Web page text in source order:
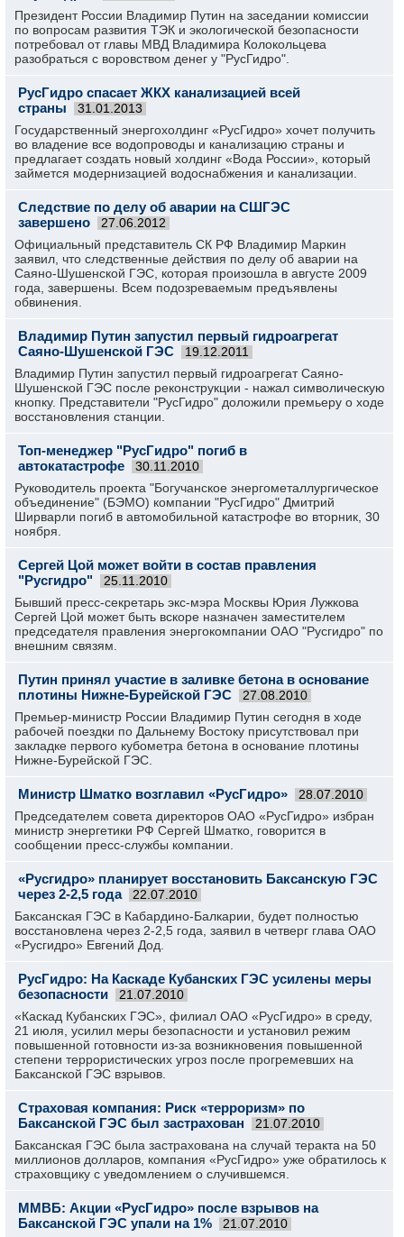
Президент России Владимир Путин на заседании комиссии
по вопросам развития ТЭК и экологической безопасности
потребовал от главы МВД Владимира Колокольцева
разобраться с воровством денег у "РусГидро".
РусГидро спасает ЖКХ канализацией всей
страны
31.01.2013
Государственный энергохолдинг «РусГидро» хочет получить
во владение все водопроводы и канализацию страны и
предлагает создать новый холдинг «Вода России», который
займется модернизацией водоснабжения и канализации.
Следствие по делу об аварии на СШГЭС
завершено
27.06.2012
Официальный представитель СК РФ Владимир Маркин
заявил, что следственные действия по делу об аварии на
Саяно-Шушенской ГЭС, которая произошла в августе 2009
года, завершены. Всем подозреваемым предъявлены
обвинения.
Владимир Путин запустил первый гидроагрегат
Саяно-Шушенской ГЭС
19.12.2011
Владимир Путин запустил первый гидроагрегат Саяно-
Шушенской ГЭС после реконструкции - нажал символическую
кнопку. Представители "РусГидро" доложили премьеру о ходе
восстановления станции.
Топ-менеджер "РусГидро" погиб в
автокатастрофе
30.11.2010
Руководитель проекта "Богучанское энергометаллургическое
объединение" (БЭМО) компании "РусГидро" Дмитрий
Ширварли погиб в автомобильной катастрофе во вторник, 30
ноября.
Сергей Цой может войти в состав правления
"Русгидро"
25.11.2010
Бывший пресс-секретарь экс-мэра Москвы Юрия Лужкова
Сергей Цой может быть вскоре назначен заместителем
председателя правления энергокомпании ОАО "Русгидро" по
внешним связям.
Путин принял участие в заливке бетона в основание
плотины Нижне-Бурейской ГЭС
27.08.2010
Премьер-министр России Владимир Путин сегодня в ходе
рабочей поездки по Дальнему Востоку присутствовал при
закладке первого кубометра бетона в основание плотины
Нижне-Бурейской ГЭС.
Министр Шматко возглавил «РусГидро» 28.07.2010
Председателем совета директоров ОАО «РусГидро» избран
министр энергетики РФ Сергей Шматко, говорится в
сообщении пресс-службы компании.
«Русгидро» планирует восстановить Баксанскую ГЭС
через 2-2,5 года
22.07.2010
Баксанская ГЭС в Кабардино-Балкарии, будет полностью
восстановлена через 2-2,5 года, заявил в четверг глава ОАО
«Русгидро» Евгений Дод.
РусГидро: На Каскаде Кубанских ГЭС усилены меры
безопасности
21.07.2010
«Каскад Кубанских ГЭС», филиал ОАО «РусГидро» в среду,
21 июля, усилил меры безопасности и установил режим
повышенной готовности из-за возникновения повышенной
степени террористических угроз после прогремевших на
Баксанской ГЭС взрывов.
Страховая компания: Риск «терроризм» по
Баксанской ГЭС был застрахован
21.07.2010
Баксанская ГЭС была застрахована на случай теракта на 50
миллионов долларов, компания «РусГидро» уже обратилось к
страховщику с уведомлением о случившемся.
ММВБ: Акции «РусГидро» после взрывов на
Баксанской ГЭС упали на 1%
21.07.2010